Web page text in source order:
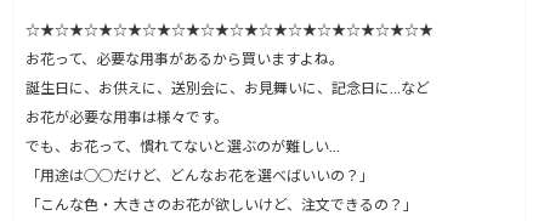
☆★☆★☆★☆★☆★☆★☆★☆★☆★☆★☆★☆★☆★☆★
お花って、必要な用事があるから買いますよね。
誕生日に、お供えに、送別会に、お見舞いに、記念日に…など
お花が必要な用事は様々です。
でも、お花って、慣れてないと選ぶのが難しい…
「用途は○○だけど、どんなお花を選べばいいの？」
「こんな色・大きさのお花が欲しいけど、注文できるの？」